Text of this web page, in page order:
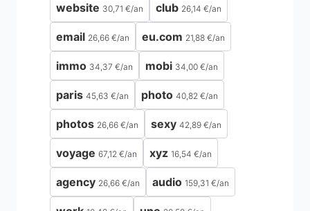
website 30,71 €/an club 26,14 €/an
email 26,66 €/an eu.com 21,88 €/an
immo 34,37 €/an mobi 34,00 €/an
paris 45,63 €/an photo 40,82 €/an
photos 26,66 €/an sexy 42,89 €/an
voyage 67,12 €/an xyz 16,54 €/an
agency 26,66 €/an audio 159,31 €/an